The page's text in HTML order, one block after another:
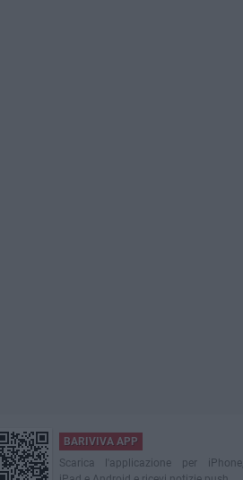
BARIVIVA APP
Scarica l'applicazione per iPhone,